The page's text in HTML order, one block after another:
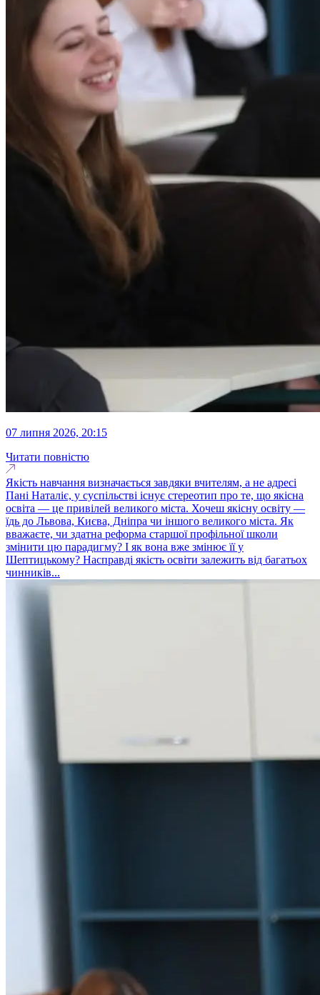
07 липня 2026, 20:15
Читати повністю
Якість навчання визначається завдяки вчителям, а не адресі
Пані Наталіє, у суспільстві існує стереотип про те, що якісна
освіта — це привілей великого міста. Хочеш якісну освіту —
їдь до Львова, Києва, Дніпра чи іншого великого міста. Як
вважаєте, чи здатна реформа старшої профільної школи
змінити цю парадигму? І як вона вже змінює її у
Шептицькому? Насправді якість освіти залежить від багатьох
чинників...